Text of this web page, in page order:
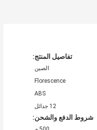
تفاصيل المنتج:
الصين
Florescence
ABS
12 جدائل
شروط الدفع والشحن: